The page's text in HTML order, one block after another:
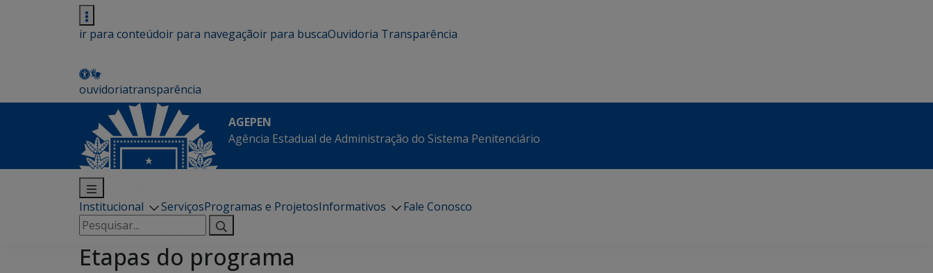
ir para conteúdoir para navegaçãoir para buscaOuvidoria Transparência
ouvidoriatransparência
AGEPEN
Agência Estadual de Administração do Sistema Penitenciário
Institucional ServiçosProgramas e ProjetosInformativos
Fale Conosco
Pesquisar
por:
Etapas do programa